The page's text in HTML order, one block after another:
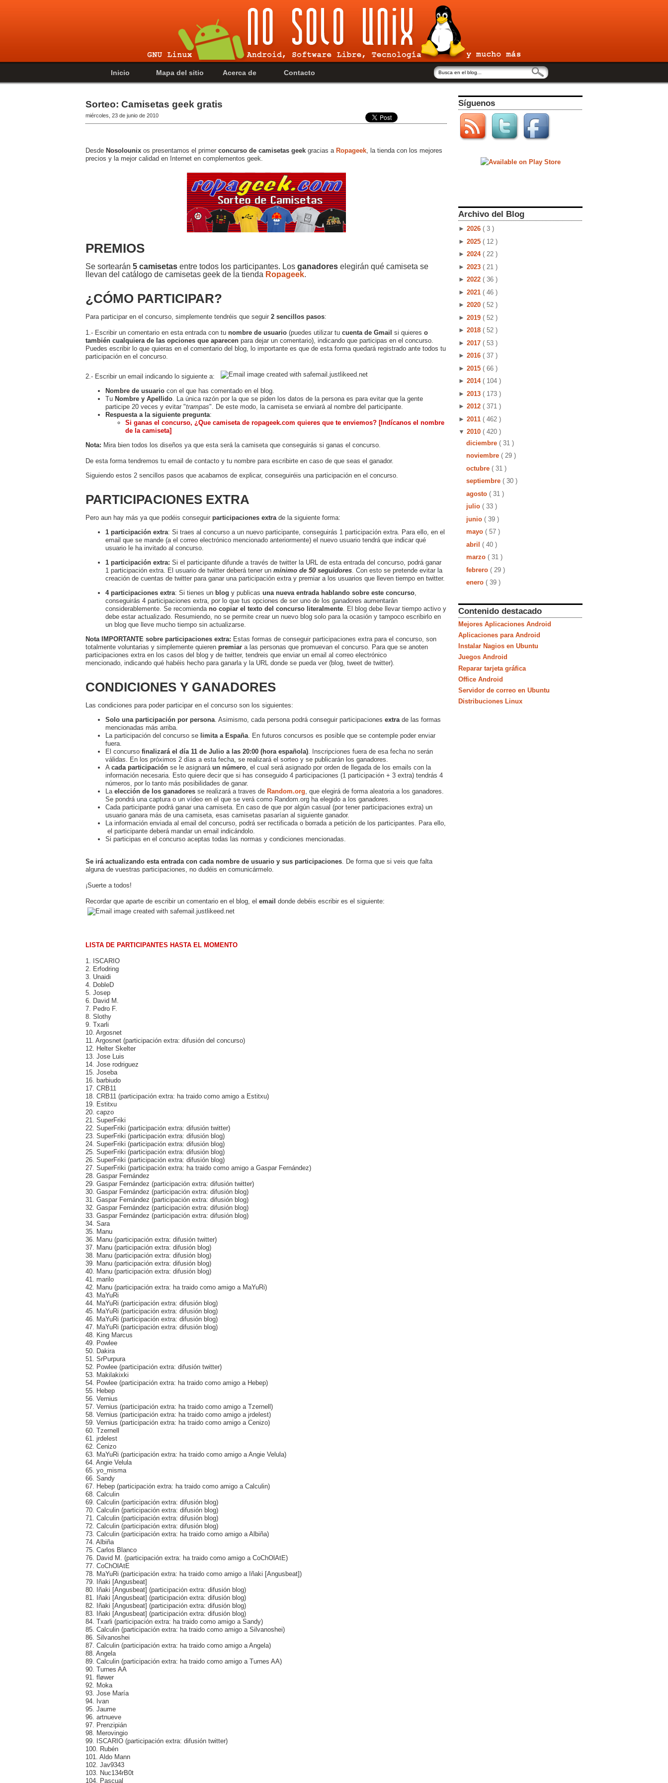
Inicio Mapa del sitio Acerca de Contacto
Sorteo: Camisetas geek gratis
miércoles, 23 de junio de 2010
Desde Nosolounix os presentamos el primer concurso de camisetas geek gracias a Ropageek , la tienda con los mejores
precios y la mejor calidad en Internet en complementos geek.
PREMIOS
Se sortearán 5 camisetas entre todos los participantes. Los ganadores elegirán qué camiseta se
llevan del catálogo de camisetas geek de la tienda Ropageek.
¿CÓMO PARTICIPAR?
Para participar en el concurso, simplemente tendréis que seguir 2 sencillos pasos:
1.- Escribir un comentario en esta entrada con tu nombre de usuario (puedes utilizar tu cuenta de Gmail si quieres o
también cualquiera de las opciones que aparecen para dejar un comentario), indicando que participas en el concurso.
Puedes escribir lo que quieras en el comentario del blog, lo importante es que de esta forma quedará registrado ante todos tu
participación en el concurso.
2.- Escribir un email indicando lo siguiente a:
Nombre de usuario con el que has comentado en el blog.
Tu Nombre y Apellido . La única razón por la que se piden los datos de la persona es para evitar que la gente
participe 20 veces y evitar "trampas". De este modo, la camiseta se enviará al nombre del participante.
Respuesta a la siguiente pregunta:
Si ganas el concurso, ¿Que camiseta de ropageek.com quieres que te enviemos? [Indícanos el nombre
de la camiseta]
Nota: Mira bien todos los diseños ya que esta será la camiseta que conseguirás si ganas el concurso.
De esta forma tendremos tu email de contacto y tu nombre para escribirte en caso de que seas el ganador.
Siguiendo estos 2 sencillos pasos que acabamos de explicar, conseguiréis una participación en el concurso.
PARTICIPACIONES EXTRA
Pero aun hay más ya que podéis conseguir participaciones extra de la siguiente forma:
1 participación extra: Si traes al concurso a un nuevo participante, conseguirás 1 participación extra. Para ello, en el
email que se mande (a el correo electrónico mencionado anteriormente) el nuevo usuario tendrá que indicar qué
usuario le ha invitado al concurso.
1 participación extra: Si el participante difunde a través de twitter la URL de esta entrada del concurso, podrá ganar
1 participación extra. El usuario de twitter deberá tener un mínimo de 50 seguidores . Con esto se pretende evitar la
creación de cuentas de twitter para ganar una participación extra y premiar a los usuarios que lleven tiempo en twitter.
4 participaciones extra: Si tienes un blog y publicas una nueva entrada hablando sobre este concurso
conseguirás 4 participaciones extra, por lo que tus opciones de ser uno de los ganadores aumentarán
considerablemente. Se recomienda no copiar el texto del concurso literalmente . El blog debe llevar tiempo activo y
debe estar actualizado. Resumiendo, no se permite crear un nuevo blog solo para la ocasión y tampoco escribirlo en
un blog que lleve mucho tiempo sin actualizarse.
Nota IMPORTANTE sobre participaciones extra: Estas formas de conseguir participaciones extra para el concurso, son
totalmente voluntarias y simplemente quieren premiar a las personas que promuevan el concurso. Para que se anoten
participaciones extra en los casos del blog y de twitter, tendreis que enviar un email al correo electrónico
mencionado, indicando qué habéis hecho para ganarla y la URL donde se pueda ver (blog, tweet de twitter).
CONDICIONES Y GANADORES
Las condiciones para poder participar en el concurso son los siguientes:
Solo una participación por persona . Asimismo, cada persona podrá conseguir participaciones extra de las formas
mencionadas más arriba.
La participación del concurso se limita a España . En futuros concursos es posible que se contemple poder enviar
fuera.
El concurso finalizará el día 11 de Julio a las 20:00 (hora española) . Inscripciones fuera de esa fecha no serán
válidas. En los próximos 2 días a esta fecha, se realizará el sorteo y se publicarán los ganadores.
A cada participación se le asignará un número , el cual será asignado por orden de llegada de los emails con la
información necesaria. Esto quiere decir que si has conseguido 4 participaciones (1 participación + 3 extra) tendrás 4
números, por lo tanto más posibilidades de ganar.
La elección de los ganadores se realizará a traves de Random.org , que elegirá de forma aleatoria a los ganadores.
Se pondrá una captura o un vídeo en el que se verá como Random.org ha elegido a los ganadores.
Cada participante podrá ganar una camiseta. En caso de que por algún casual (por tener participaciones extra) un
usuario ganara más de una camiseta, esas camisetas pasarían al siguiente ganador.
La información enviada al email del concurso, podrá ser rectificada o borrada a petición de los participantes. Para ello,
el participante deberá mandar un email indicándolo.
Si participas en el concurso aceptas todas las normas y condiciones mencionadas.
Se irá actualizando esta entrada con cada nombre de usuario y sus participaciones . De forma que si veis que falta
alguna de vuestras participaciones, no dudéis en comunicármelo.
¡Suerte a todos!
Recordar que aparte de escribir un comentario en el blog, el email donde debéis escribir es el siguiente:
LISTA DE PARTICIPANTES HASTA EL MOMENTO
1. ISCARIO
2. Erfodring
3. Unaidi
4. DobleD
5. Josep
6. David M.
7. Pedro F.
8. Slothy
9. Txarli
10. Argosnet
11. Argosnet (participación extra: difusión del concurso)
12. Helter Skelter
13. Jose Luis
14. Jose rodriguez
15. Joseba
16. barbiudo
17. CRB11
18. CRB11 (participación extra: ha traido como amigo a Estitxu)
19. Estitxu
20. capzo
21. SuperFriki
22. SuperFriki (participación extra: difusión twitter)
23. SuperFriki (participación extra: difusión blog)
24. SuperFriki (participación extra: difusión blog)
25. SuperFriki (participación extra: difusión blog)
26. SuperFriki (participación extra: difusión blog)
27. SuperFriki (participación extra: ha traido como amigo a Gaspar Fernández)
28. Gaspar Fernández
29. Gaspar Fernández (participación extra: difusión twitter)
30. Gaspar Fernández (participación extra: difusión blog)
31. Gaspar Fernández (participación extra: difusión blog)
32. Gaspar Fernández (participación extra: difusión blog)
33. Gaspar Fernández (participación extra: difusión blog)
34. Sara
35. Manu
36. Manu (participación extra: difusión twitter)
37. Manu (participación extra: difusión blog)
38. Manu (participación extra: difusión blog)
39. Manu (participación extra: difusión blog)
40. Manu (participación extra: difusión blog)
41. marilo
42. Manu (participación extra: ha traido como amigo a MaYuRi)
43. MaYuRi
44. MaYuRi (participación extra: difusión blog)
45. MaYuRi (participación extra: difusión blog)
46. MaYuRi (participación extra: difusión blog)
47. MaYuRi (participación extra: difusión blog)
48. King Marcus
49. Powlee
50. Dakira
51. SrPurpura
52. Powlee (participación extra: difusión twitter)
53. Makilakixki
54. Powlee (participación extra: ha traido como amigo a Hebep)
55. Hebep
56. Vernius
57. Vernius (participación extra: ha traido como amigo a Tzernell)
58. Vernius (participación extra: ha traido como amigo a jrdelest)
59. Vernius (participación extra: ha traido como amigo a Cenizo)
60. Tzernell
61. jrdelest
62. Cenizo
63. MaYuRi (participación extra: ha traido como amigo a Angie Velula)
64. Angie Velula
65. yo_misma
66. Sandy
67. Hebep (participación extra: ha traido como amigo a Calculin)
68. Calculin
69. Calculin (participación extra: difusión blog)
70. Calculin (participación extra: difusión blog)
71. Calculin (participación extra: difusión blog)
72. Calculin (participación extra: difusión blog)
73. Calculin (participación extra: ha traido como amigo a Albiña)
74. Albiña
75. Carlos Blanco
76. David M. (participación extra: ha traido como amigo a CoChOlAtE)
77. CoChOlAtE
78. MaYuRi (participación extra: ha traido como amigo a Iñaki [Angusbeat])
79. Iñaki [Angusbeat]
80. Iñaki [Angusbeat] (participación extra: difusión blog)
81. Iñaki [Angusbeat] (participación extra: difusión blog)
82. Iñaki [Angusbeat] (participación extra: difusión blog)
83. Iñaki [Angusbeat] (participación extra: difusión blog)
84. Txarli (participación extra: ha traido como amigo a Sandy)
85. Calculin (participación extra: ha traido como amigo a Silvanoshei)
86. Silvanoshei
87. Calculin (participación extra: ha traido como amigo a Angela)
88. Angela
89. Calculin (participación extra: ha traido como amigo a Turnes AA)
90. Turnes AA
91. fløwer
92. Moka
93. Jose María
94. Ivan
95. Jaume
96. artnueve
97. Prenzipián
98. Merovingio
99. ISCARIO (participación extra: difusión twitter)
100. Rubén
101. Aldo Mann
102. Jav9343
103. Nuc134rB0t
104. Pascual
Síguenos
Archivo del Blog
► 2026 ( 3 )
► 2025 ( 12 )
► 2024 ( 22 )
► 2023 ( 21 )
► 2022 ( 36 )
► 2021 ( 46 )
► 2020 ( 52 )
► 2019 ( 52 )
► 2018 ( 52 )
► 2017 ( 53 )
► 2016 ( 37 )
► 2015 ( 66 )
► 2014 ( 104 )
► 2013 ( 173 )
► 2012 ( 371 )
► 2011 ( 462 )
▼ 2010 ( 420 )
diciembre ( 31 )
noviembre ( 29 )
octubre ( 31 )
septiembre ( 30 )
agosto ( 31 )
julio ( 33 )
junio ( 39 )
mayo ( 57 )
abril ( 40 )
marzo ( 31 )
febrero ( 29 )
enero ( 39 )
Contenido destacado
Mejores Aplicaciones Android
Aplicaciones para Android
Instalar Nagios en Ubuntu
Juegos Android
Reparar tarjeta gráfica
Office Android
Servidor de correo en Ubuntu
Distribuciones Linux